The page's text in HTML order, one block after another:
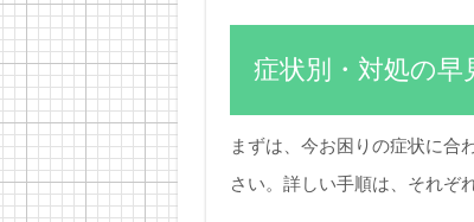
症状別・対処の早
まずは、今お困りの症状に合
さい。詳しい手順は、それぞ